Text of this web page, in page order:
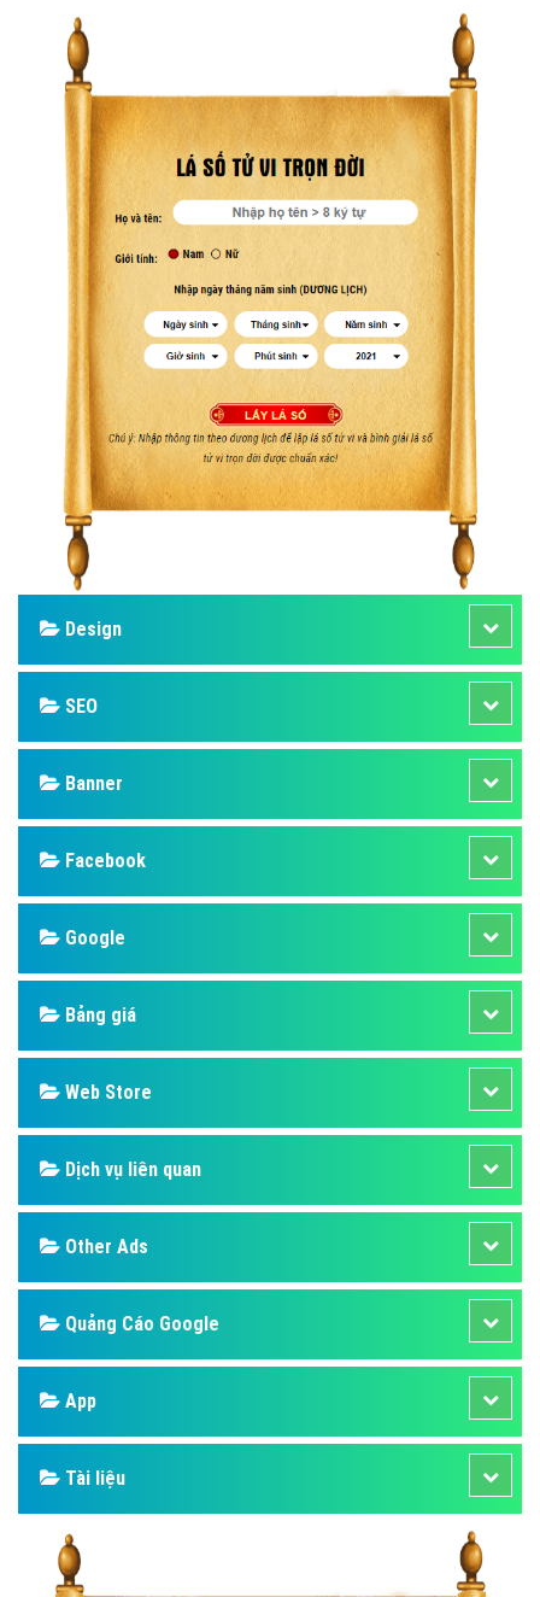
Design
SEO
Banner
Facebook
Google
Bảng giá
Web Store
Dịch vụ liên quan
Other Ads
Quảng Cáo Google
App
Tài liệu